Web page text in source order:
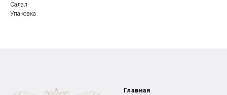
Салал
Упаковка
Главная